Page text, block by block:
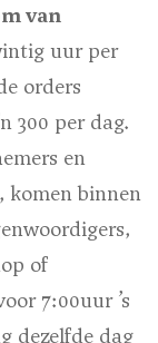
van
uur per
orders
300 per dag.
en
komen binnen
of
7:00uur ’s
dezelfde dag